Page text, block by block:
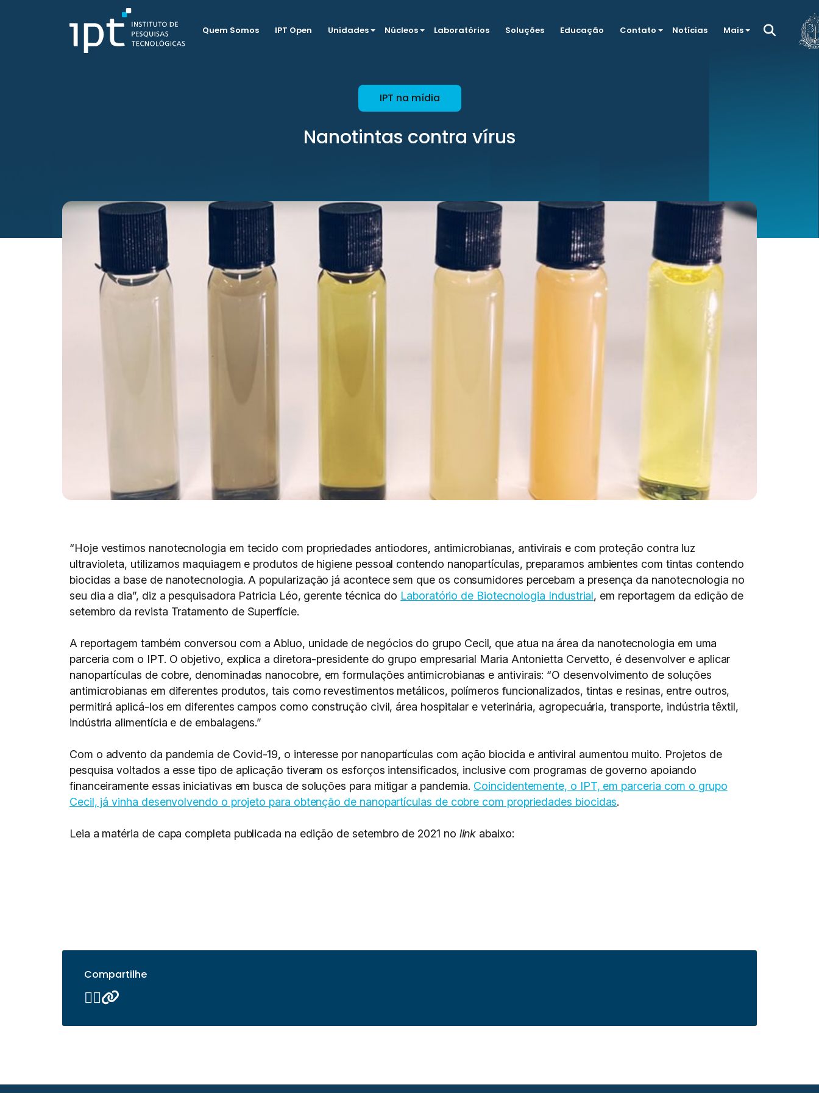
Quem Somos IPT Open Unidades Núcleos Laboratórios Soluções Educação Contato Notícias Mais
IPT na mídia
Nanotintas contra vírus
“Hoje vestimos nanotecnologia em tecido com propriedades antiodores, antimicrobianas, antivirais e com proteção contra luz
ultravioleta, utilizamos maquiagem e produtos de higiene pessoal contendo nanopartículas, preparamos ambientes com tintas contendo
biocidas a base de nanotecnologia. A popularização já acontece sem que os consumidores percebam a presença da nanotecnologia no
seu dia a dia”, diz a pesquisadora Patricia Léo, gerente técnica do Laboratório de Biotecnologia Industrial, em reportagem da edição de
setembro da revista Tratamento de Superfície.
A reportagem também conversou com a Abluo, unidade de negócios do grupo Cecil, que atua na área da nanotecnologia em uma
parceria com o IPT. O objetivo, explica a diretora-presidente do grupo empresarial Maria Antonietta Cervetto, é desenvolver e aplicar
nanopartículas de cobre, denominadas nanocobre, em formulações antimicrobianas e antivirais: “O desenvolvimento de soluções
antimicrobianas em diferentes produtos, tais como revestimentos metálicos, polímeros funcionalizados, tintas e resinas, entre outros,
permitirá aplicá-los em diferentes campos como construção civil, área hospitalar e veterinária, agropecuária, transporte, indústria têxtil,
indústria alimentícia e de embalagens.”
Com o advento da pandemia de Covid-19, o interesse por nanopartículas com ação biocida e antiviral aumentou muito. Projetos de
pesquisa voltados a esse tipo de aplicação tiveram os esforços intensificados, inclusive com programas de governo apoiando
financeiramente essas iniciativas em busca de soluções para mitigar a pandemia. Coincidentemente, o IPT, em parceria com o grupo
Cecil, já vinha desenvolvendo o projeto para obtenção de nanopartículas de cobre com propriedades biocidas.
Leia a matéria de capa completa publicada na edição de setembro de 2021 no link abaixo:
Compartilhe